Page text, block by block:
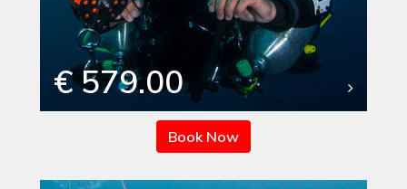
€ 579.00
Book Now